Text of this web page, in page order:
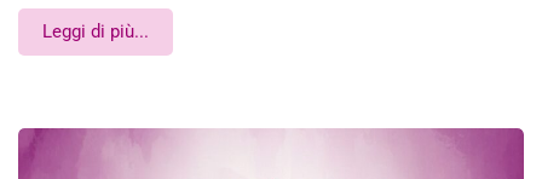
Leggi di più...